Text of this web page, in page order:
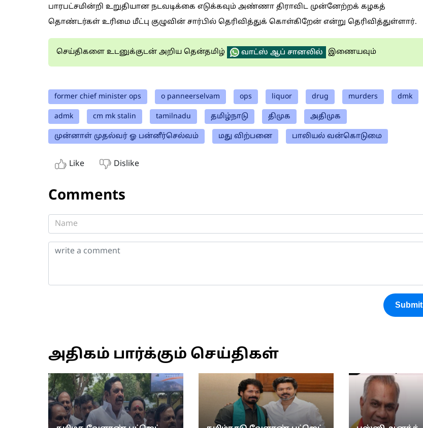
பாரபட்சமின்றி உறுதியான நடவடிக்கை எடுக்கவும் அண்ணா திராவிட முன்னேற்றக் கழகத்
தொண்டர்கள் உரிமை மீட்பு குழுவின் சார்பில் தெரிவித்துக் கொள்கிறேன் என்று தெரிவித்துள்ளார்.
செய்திகளை உடனுக்குடன் அறிய தென்தமிழ் வாட்ஸ் ஆப் சானலில் இணையவும்
former chief minister ops o panneerselvam ops liquor drug murders dmk
admk cm mk stalin tamilnadu தமிழ்நாடு திமுக அதிமுக
முன்னாள் முதல்வர் ஓ பன்னீர்செல்வம் மது விற்பனை பாலியல் வன்கொடுமை
Like Dislike
Comments
Submit
அதிகம் பார்க்கும் செய்திகள்